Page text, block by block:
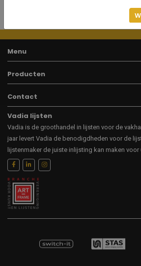
Menu
Producten
Contact
Vadia lijsten
Vadia is de groothandel in lijsten voor de
jaar levert Vadia de benodigdheden voor de
lijstenmaker de juiste inlijsting kan maken voor